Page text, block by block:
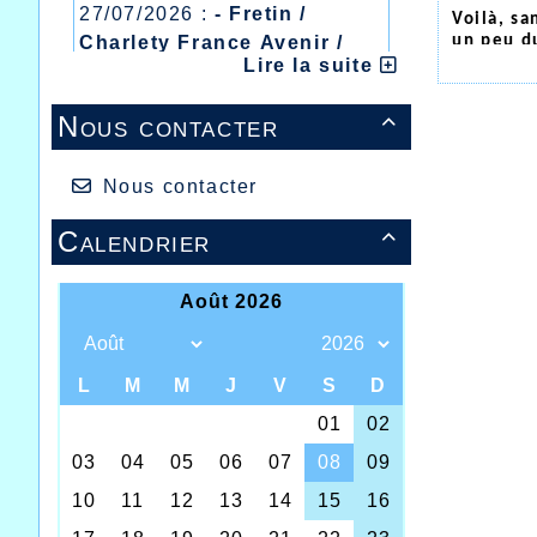
27/07/2026 : - Fretin /
Charlety France Avenir /
Heusden Zolder
20/07/2026 :- Courtrai /
Mont des Cats
Meeting Abeilles /
Régionaux /
Lire la suite

Nous contacter
Nous contacter

Calendrier
Voilà,
un peu
Donc